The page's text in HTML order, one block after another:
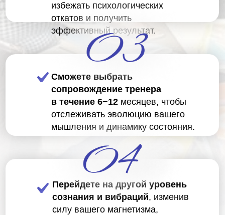
Сможете выбрать
сопровождение тренера
в течение 6−12 месяцев, чтобы
отслеживать эволюцию вашего
мышления и динамику состояния.
избежать психологических
откатов и получить
эффективный результат.
Перейдете на другой уровень
сознания и вибраций, изменив
силу вашего магнетизма,